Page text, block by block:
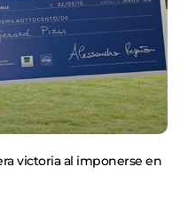
victoria al imponerse en